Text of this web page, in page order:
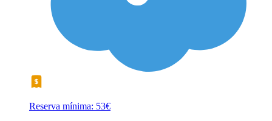
Reserva mínima: 53€